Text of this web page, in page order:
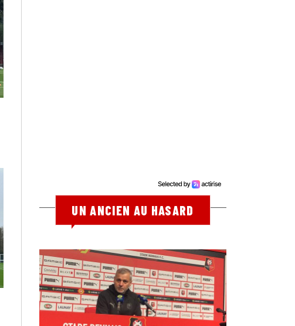
UN ANCIEN AU HASARD